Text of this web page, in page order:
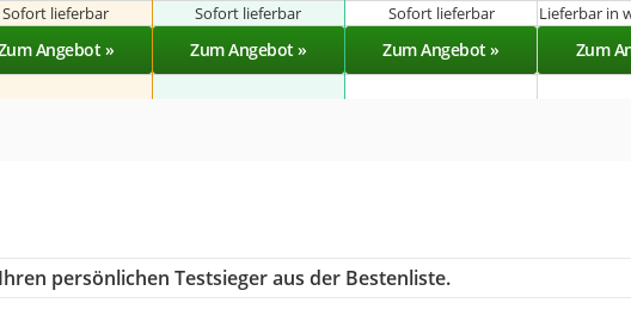
Sofort lieferbar Sofort lieferbar Sofort lieferbar Lieferbar in
Angebot » Zum Angebot » Zum Angebot » Zum
persönlichen Testsieger aus der Bestenliste.